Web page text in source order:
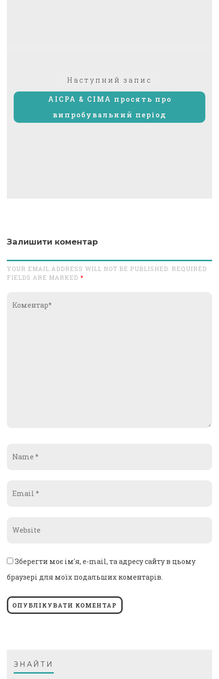
Наступний запис
AICPA & CIMA просять про
випробувальний період
Залишити коментар
YOUR EMAIL ADDRESS WILL NOT BE PUBLISHED. REQUIRED
FIELDS ARE MARKED *
Зберегти моє ім'я, e-mail, та адресу сайту в цьому
браузері для моїх подальших коментарів.
ЗНАЙТИ